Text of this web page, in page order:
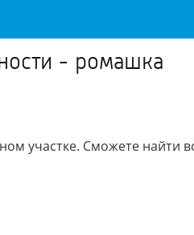
- ромашка
участке. Сможете найти